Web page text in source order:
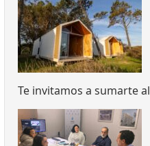
Te invitamos a sumarte